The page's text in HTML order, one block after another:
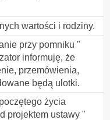
wartości i rodziny.
przy pomniku "
informuję, że
przemówienia,
będą ulotki.
życia
projektem ustawy "